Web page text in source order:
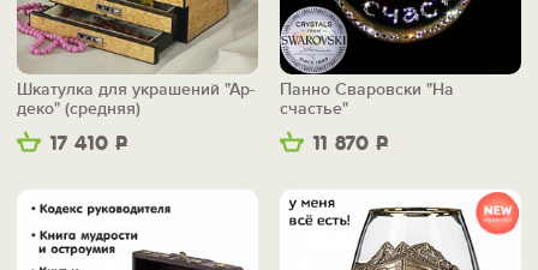
17 410 Р
Шкатулка для украшений "Ар-
деко" (средняя)
11 870 Р
Панно Сваровски "На
счастье"